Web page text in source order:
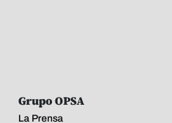
Grupo OPSA
La Prensa